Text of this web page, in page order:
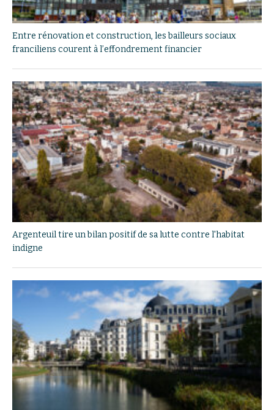
Entre rénovation et construction, les bailleurs sociaux
franciliens courent à l’effondrement financier
Argenteuil tire un bilan positif de sa lutte contre l'habitat
indigne